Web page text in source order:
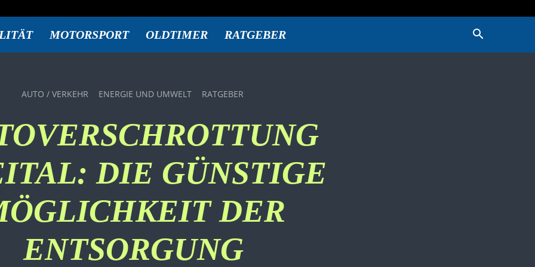
MOTORSPORT OLDTIMER RATGEBER
AUTO / VERKEHR ENERGIE UND UMWELT RATGEBER
DIE GÜNSTIGE
DER
ENTSORGUNG